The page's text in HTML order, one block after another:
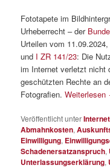
Fototapete im
Urheberrecht – der
Urteilen vom
und I ZR 141/23: Die
im Internet verletzt nicht
geschützten Rechte an
Fotografien.Weiterlesen
Veröffentlicht unter
Abmahnkosten,
Einwilligung,
Schadenersatzanspruch,
Unterlassungserklärung,